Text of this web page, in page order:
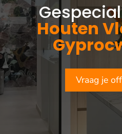
Houten
Vraag je